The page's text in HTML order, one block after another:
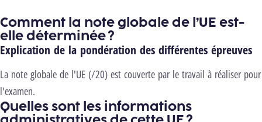
Comment la note globale de l’UE est-
elle déterminée ?
Explication de la pondération des différentes épreuves
La note globale de l'UE (/20) est couverte par le travail à réaliser pour
l'examen.
Quelles sont les informations